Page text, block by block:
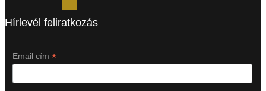
Hírlevél feliratkozás
Email cím *